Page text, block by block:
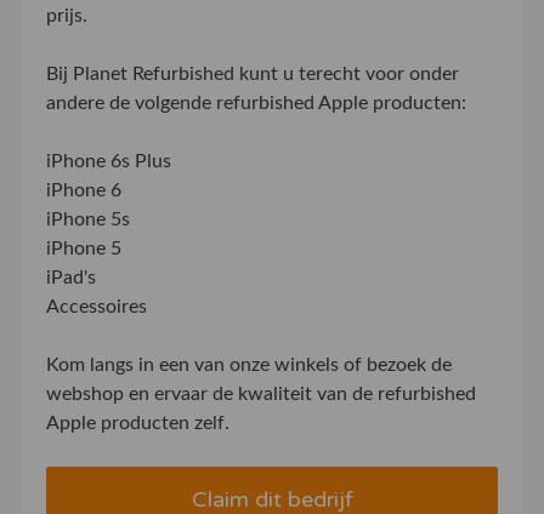
prijs.
Bij Planet Refurbished kunt u terecht voor onder
andere de volgende refurbished Apple producten:
iPhone 6s Plus
iPhone 6
iPhone 5s
iPhone 5
iPad's
Accessoires
Kom langs in een van onze winkels of bezoek de
webshop en ervaar de kwaliteit van de refurbished
Apple producten zelf.
Claim dit bedrijf